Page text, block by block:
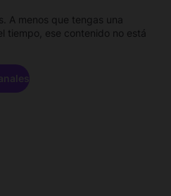
A menos que tengas una
tiempo, ese contenido no está